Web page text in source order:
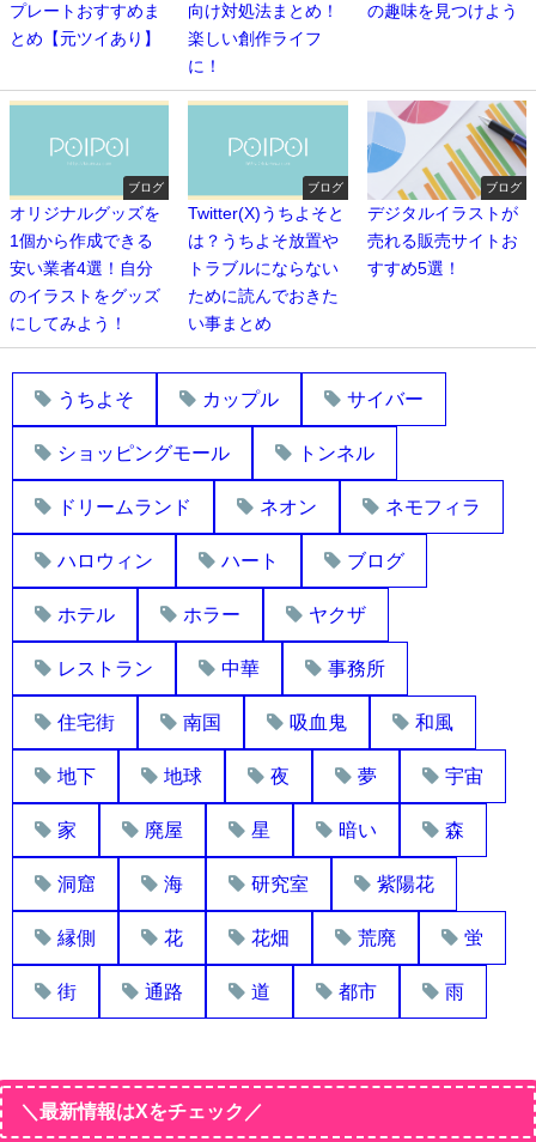
プレートおすすめま
とめ【元ツイあり】
向け対処法まとめ！
楽しい創作ライフ
に！
の趣味を見つけよう
ブログ
オリジナルグッズを
1個から作成できる
安い業者4選！自分
のイラストをグッズ
にしてみよう！
ブログ
Twitter(X)うちよそと
は？うちよそ放置や
トラブルにならない
ために読んでおきた
い事まとめ
ブログ
デジタルイラストが
売れる販売サイトお
すすめ5選！
うちよそ カップル サイバー
ショッピングモール トンネル
ドリームランド ネオン ネモフィラ
ハロウィン ハート ブログ
ホテル ホラー ヤクザ
レストラン 中華 事務所
住宅街 南国 吸血鬼 和風
地下 地球 夜 夢 宇宙
家 廃屋 星 暗い 森
洞窟 海 研究室 紫陽花
縁側 花 花畑 荒廃 蛍
街 通路 道 都市 雨
＼最新情報はXをチェック／